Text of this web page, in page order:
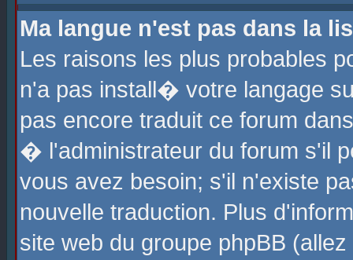
Ma langue n'est pas dans la
Les raisons les plus probables
n'a pas install� votre langage
pas encore traduit ce forum
� l'administrateur du forum s'il
vous avez besoin; s'il n'existe
nouvelle traduction. Plus
site web du groupe phpBB